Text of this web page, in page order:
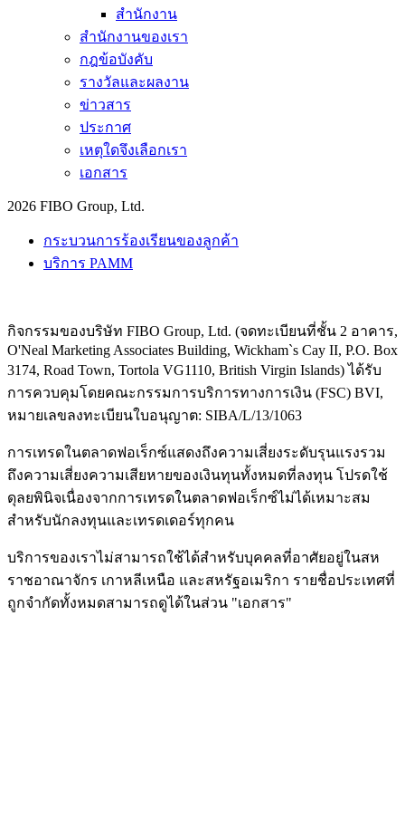
สำนักงาน
สำนักงานของเรา
กฎข้อบังคับ
รางวัลและผลงาน
ข่าวสาร
ประกาศ
เหตุใดจึงเลือกเรา
เอกสาร
2026 FIBO Group, Ltd.
กระบวนการร้องเรียนของลูกค้า
บริการ PAMM
กิจกรรมของบริษัท FIBO Group, Ltd. (จดทะเบียนที่ชั้น 2 อาคาร,
O'Neal Marketing Associates Building, Wickham`s Cay II, P.O. Box
3174, Road Town, Tortola VG1110, British Virgin Islands) ได้รับ
การควบคุมโดยคณะกรรมการบริการทางการเงิน (FSC) BVI,
หมายเลขลงทะเบียนใบอนุญาต: SIBA/L/13/1063
การเทรดในตลาดฟอเร็กซ์แสดงถึงความเสี่ยงระดับรุนแรงรวม
ถึงความเสี่ยงความเสียหายของเงินทุนทั้งหมดที่ลงทุน โปรดใช้
ดุลยพินิจเนื่องจากการเทรดในตลาดฟอเร็กซ์ไม่ได้เหมาะสม
สำหรับนักลงทุนและเทรดเดอร์ทุกคน
บริการของเราไม่สามารถใช้ได้สำหรับบุคคลที่อาศัยอยู่ในสห
ราชอาณาจักร เกาหลีเหนือ และสหรัฐอเมริกา รายชื่อประเทศที่
ถูกจำกัดทั้งหมดสามารถดูได้ในส่วน "เอกสาร"